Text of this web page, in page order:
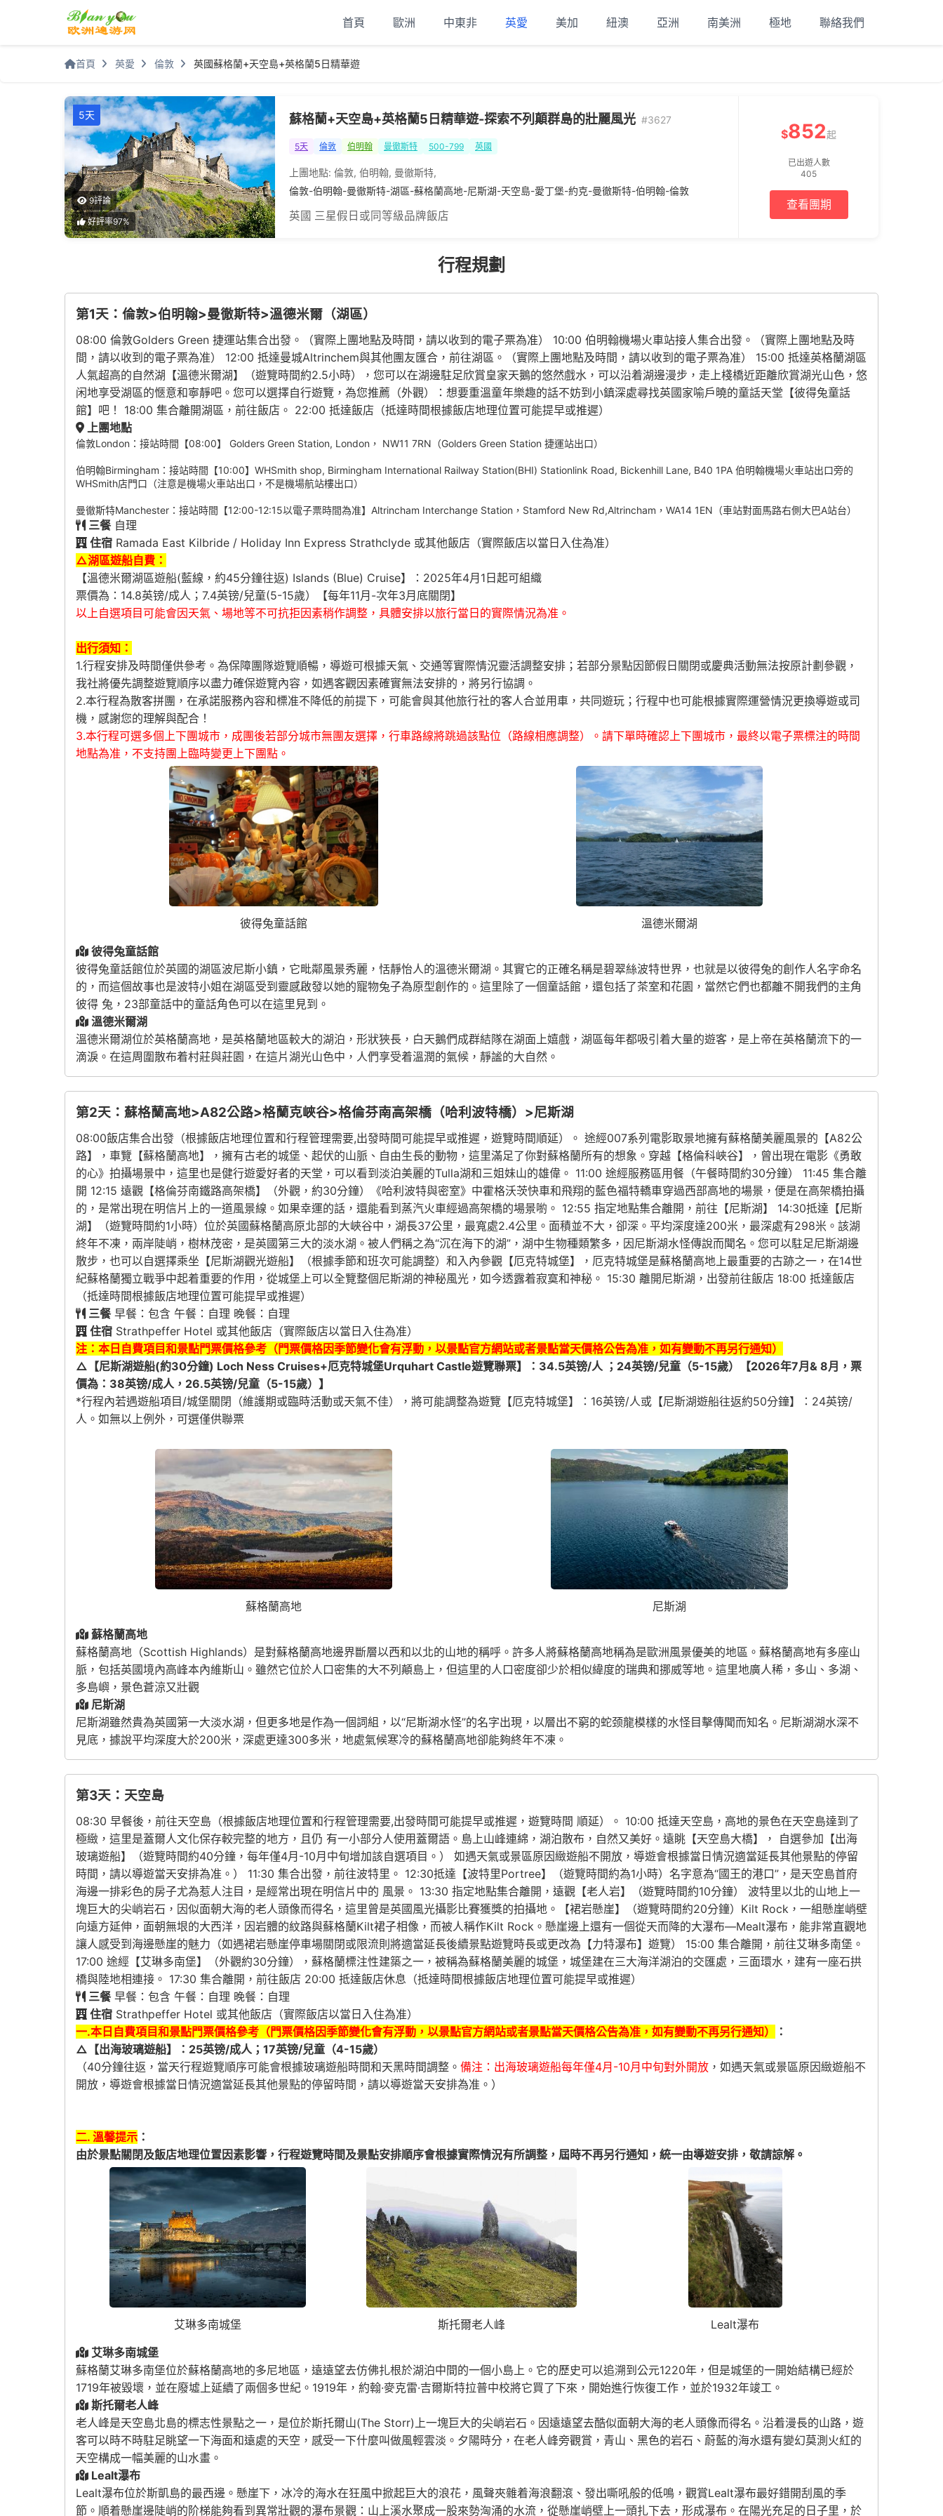
首頁 歐洲 中東非 英愛 美加 紐澳 亞洲 南美洲 極地 聯絡我們
首頁 英愛 倫敦 英國蘇格蘭+天空島+英格蘭5日精華遊
5天
9評論
好評率97%
蘇格蘭+天空島+英格蘭5日精華遊-探索不列顛群島的壯麗風光 #3627
5天 倫敦 伯明翰 曼徹斯特 500-799 英國
上團地點: 倫敦, 伯明翰, 曼徹斯特,
倫敦-伯明翰-曼徹斯特-湖區-蘇格蘭高地-尼斯湖-天空島-愛丁堡-約克-曼徹斯特-伯明翰-倫敦
英國 三星假日或同等級品牌飯店
$852起
已出遊人數
405
查看團期
行程規劃
第1天：倫敦>伯明翰>曼徹斯特>溫德米爾（湖區）
08:00 倫敦Golders Green 捷運站集合出發。（實際上團地點及時間，請以收到的電子票為准） 10:00 伯明翰機場火車站接人集合出發。（實際上團地點及時
間，請以收到的電子票為准） 12:00 抵達曼城Altrinchem與其他團友匯合，前往湖區。（實際上團地點及時間，請以收到的電子票為准） 15:00 抵達英格蘭湖區
人氣超高的自然湖【溫德米爾湖】（遊覽時間約2.5小時），您可以在湖邊駐足欣賞皇家天鵝的悠然戲水，可以沿着湖邊漫步，走上棧橋近距離欣賞湖光山色，悠
闲地享受湖區的愜意和寧靜吧。您可以選擇自行遊覽，為您推薦（外觀）：想要重溫童年樂趣的話不妨到小鎮深處尋找英國家喻戶曉的童話天堂【彼得兔童話
館】吧！ 18:00 集合離開湖區，前往飯店。 22:00 抵達飯店（抵達時間根據飯店地理位置可能提早或推遲）
上團地點
倫敦London：接站時間【08:00】 Golders Green Station, London， NW11 7RN（Golders Green Station 捷運站出口）
伯明翰Birmingham：接站時間【10:00】WHSmith shop, Birmingham International Railway Station(BHI) Stationlink Road, Bickenhill Lane, B40 1PA 伯明翰機場火車站出口旁的
WHSmith店門口（注意是機場火車站出口，不是機場航站樓出口）
曼徹斯特Manchester：接站時間【12:00-12:15以電子票時間為准】Altrincham Interchange Station，Stamford New Rd,Altrincham，WA14 1EN（車站對面馬路右側大巴A站台）
三餐自理
住宿 Ramada East Kilbride / Holiday Inn Express Strathclyde 或其他飯店（實際飯店以當日入住為准）
△湖區遊船自費：
【溫德米爾湖區遊船(藍線，約45分鐘往返) Islands (Blue) Cruise】：2025年4月1日起可組織
票價為：14.8英镑/成人；7.4英镑/兒童(5-15歲）【每年11月-次年3月底關閉】
以上自選項目可能會因天氣、場地等不可抗拒因素稍作調整，具體安排以旅行當日的實際情況為准。
出行須知：
1.行程安排及時間僅供參考。為保障團隊遊覽順暢，導遊可根據天氣、交通等實際情況靈活調整安排；若部分景點因節假日關閉或慶典活動無法按原計劃參觀，
我社將優先調整遊覽順序以盡力確保遊覽內容，如遇客觀因素確實無法安排的，將另行協調。
2.本行程為散客拼團，在承諾服務內容和標准不降低的前提下，可能會與其他旅行社的客人合並用車，共同遊玩；行程中也可能根據實際運營情況更換導遊或司
機，感謝您的理解與配合！
3.本行程可選多個上下團城市，成團後若部分城市無團友選擇，行車路線將跳過該點位（路線相應調整）。請下單時確認上下團城市，最終以電子票標注的時間
地點為准，不支持團上臨時變更上下團點。
彼得兔童話館
溫德米爾湖
彼得兔童話館
彼得兔童話館位於英國的湖區波尼斯小鎮，它毗鄰風景秀麗，恬靜怡人的溫德米爾湖。其實它的正確名稱是碧翠絲波特世界，也就是以彼得兔的創作人名字命名
的，而這個故事也是波特小姐在湖區受到靈感啟發以她的寵物兔子為原型創作的。這里除了一個童話館，還包括了茶室和花園，當然它們也都離不開我們的主角
彼得 兔，23部童話中的童話角色可以在這里見到。
溫德米爾湖
溫德米爾湖位於英格蘭高地，是英格蘭地區較大的湖泊，形狀狹長，白天鵝們成群結隊在湖面上嬉戲，湖區每年都吸引着大量的遊客，是上帝在英格蘭流下的一
滴淚。在這周圍散布着村莊與莊園，在這片湖光山色中，人們享受着溫潤的氣候，靜謐的大自然。
第2天：蘇格蘭高地>A82公路>格蘭克峽谷>格倫芬南高架橋（哈利波特橋）>尼斯湖
08:00飯店集合出發（根據飯店地理位置和行程管理需要,出發時間可能提早或推遲，遊覽時間順延）。 途經007系列電影取景地擁有蘇格蘭美麗風景的【A82公
路】，車覽【蘇格蘭高地】，擁有古老的城堡、起伏的山脈、自由生長的動物，這里滿足了你對蘇格蘭所有的想象。穿越【格倫科峽谷】，曾出現在電影《勇敢
的心》拍攝場景中，這里也是健行遊愛好者的天堂，可以看到淡泊美麗的Tulla湖和三姐妹山的雄偉。 11:00 途經服務區用餐（午餐時間約30分鐘） 11:45 集合離
開 12:15 遠觀【格倫芬南鐵路高架橋】（外觀，約30分鐘）《哈利波特與密室》中霍格沃茨快車和飛翔的藍色福特轎車穿過西部高地的場景，便是在高架橋拍攝
的，是常出現在明信片上的一道風景線。如果幸運的話，還能看到蒸汽火車經過高架橋的場景喲。 12:55 指定地點集合離開，前往【尼斯湖】 14:30抵達【尼斯
湖】（遊覽時間約1小時）位於英國蘇格蘭高原北部的大峽谷中，湖長37公里，最寬處2.4公里。面積並不大，卻深。平均深度達200米，最深處有298米。該湖
終年不凍，兩岸陡峭，樹林茂密，是英國第三大的淡水湖。被人們稱之為“沉在海下的湖”，湖中生物種類繁多，因尼斯湖水怪傳說而聞名。您可以駐足尼斯湖邊
散步，也可以自選擇乘坐【尼斯湖觀光遊船】（根據季節和班次可能調整）和入內參觀【厄克特城堡】，厄克特城堡是蘇格蘭高地上最重要的古跡之一，在14世
紀蘇格蘭獨立戰爭中起着重要的作用，從城堡上可以全覽整個尼斯湖的神秘風光，如今透露着寂寞和神秘。 15:30 離開尼斯湖，出發前往飯店 18:00 抵達飯店
（抵達時間根據飯店地理位置可能提早或推遲）
三餐早餐：包含 午餐：自理 晚餐：自理
住宿 Strathpeffer Hotel 或其他飯店（實際飯店以當日入住為准）
注：本日自費項目和景點門票價格參考（門票價格因季節變化會有浮動，以景點官方網站或者景點當天價格公告為准，如有變動不再另行通知）
△【尼斯湖遊船(約30分鐘) Loch Ness Cruises+厄克特城堡Urquhart Castle遊覽聯票】：34.5英镑/人 ；24英镑/兒童（5-15歲）【2026年7月& 8月，票
價為：38英镑/成人，26.5英镑/兒童（5-15歲）】
*行程內若遇遊船項目/城堡關閉（維護期或臨時活動或天氣不佳），將可能調整為遊覽【厄克特城堡】：16英镑/人或【尼斯湖遊船往返約50分鐘】：24英镑/
人。如無以上例外，可選僅供聯票
蘇格蘭高地
尼斯湖
蘇格蘭高地
蘇格蘭高地（Scottish Highlands）是對蘇格蘭高地邊界斷層以西和以北的山地的稱呼。許多人將蘇格蘭高地稱為是歐洲風景優美的地區。蘇格蘭高地有多座山
脈，包括英國境內高峰本內維斯山。雖然它位於人口密集的大不列顛島上，但這里的人口密度卻少於相似緯度的瑞典和挪威等地。這里地廣人稀，多山、多湖、
多島嶼，景色蒼涼又壯觀
尼斯湖
尼斯湖雖然貴為英國第一大淡水湖，但更多地是作為一個詞組，以“尼斯湖水怪”的名字出現，以層出不窮的蛇颈龍模樣的水怪目擊傳聞而知名。尼斯湖湖水深不
見底，據說平均深度大於200米，深處更達300多米，地處氣候寒冷的蘇格蘭高地卻能夠終年不凍。
第3天：天空島
08:30 早餐後，前往天空島（根據飯店地理位置和行程管理需要,出發時間可能提早或推遲，遊覽時間 順延）。 10:00 抵達天空島，高地的景色在天空島達到了
極緻，這里是蓋爾人文化保存較完整的地方，且仍 有一小部分人使用蓋爾語。島上山峰連綿，湖泊散布，自然又美好。遠眺【天空島大橋】， 自選參加【出海
玻璃遊船】（遊覽時間約40分鐘，每年僅4月-10月中旬增加該自選項目。） 如遇天氣或景區原因緻遊船不開放，導遊會根據當日情況適當延長其他景點的停留
時間，請以導遊當天安排為准。） 11:30 集合出發，前往波特里。 12:30抵達【波特里Portree】（遊覽時間約為1小時）名字意為“國王的港口”，是天空島首府
海邊一排彩色的房子尤為惹人注目，是經常出現在明信片中的 風景。 13:30 指定地點集合離開，遠觀【老人岩】（遊覽時間約10分鐘） 波特里以北的山地上一
塊巨大的尖峭岩石，因似面朝大海的老人頭像而得名，這里曾是英國風光攝影比賽獲獎的拍攝地。【裙岩懸崖】（遊覽時間約20分鐘）Kilt Rock，一組懸崖峭壁
向遠方延伸，面朝無垠的大西洋，因岩體的紋路與蘇格蘭Kilt裙子相像，而被人稱作Kilt Rock。懸崖邊上還有一個從天而降的大瀑布—Mealt瀑布，能非常直觀地
讓人感受到海邊懸崖的魅力（如遇裙岩懸崖停車場關閉或限流則將適當延長後續景點遊覽時長或更改為【力特瀑布】遊覽） 15:00 集合離開，前往艾琳多南堡。
17:00 途經【艾琳多南堡】（外觀約30分鐘），蘇格蘭標注性建築之一，被稱為蘇格蘭美麗的城堡，城堡建在三大海洋湖泊的交匯處，三面環水，建有一座石拱
橋與陸地相連接。 17:30 集合離開，前往飯店 20:00 抵達飯店休息（抵達時間根據飯店地理位置可能提早或推遲）
三餐早餐：包含 午餐：自理 晚餐：自理
住宿 Strathpeffer Hotel 或其他飯店（實際飯店以當日入住為准）
一.本日自費項目和景點門票價格參考（門票價格因季節變化會有浮動，以景點官方網站或者景點當天價格公告為准， 如有變動不再另行通知）
：
△【出海玻璃遊船】：25英镑/成人；17英镑/兒童（4-15歲）
（40分鐘往返，當天行程遊覽順序可能會根據玻璃遊船時間和天黑時間調整。 備注：出海玻璃遊船每年僅4月-10月中旬對外開放 ，如遇天氣或景區原因緻遊船不
開放，導遊會根據當日情況適當延長其他景點的停留時間，請以導遊當天安排為准。）
二. 溫馨提示 ：
由於景點關閉及飯店地理位置因素影響，行程遊覽時間及景點安排順序會根據實際情況有所調整，屆時不再另行通知，統一由導遊安排，敬請諒解。
艾琳多南城堡 斯托爾老人峰
Lealt瀑布
艾琳多南城堡
蘇格蘭艾琳多南堡位於蘇格蘭高地的多尼地區，遠遠望去仿佛扎根於湖泊中間的一個小島上。它的歷史可以追溯到公元1220年，但是城堡的一開始結構已經於
1719年被毀壞，並在廢墟上延續了兩個多世紀。1919年，約翰·麥克雷·吉爾斯特拉普中校將它買了下來，開始進行恢復工作，並於1932年竣工。
斯托爾老人峰
老人峰是天空島北島的標志性景點之一，是位於斯托爾山(The Storr)上一塊巨大的尖峭岩石。因遠遠望去酷似面朝大海的老人頭像而得名。沿着漫長的山路，遊
客可以時不時駐足眺望一下海面和遠處的天空，感受一下什麼叫做風輕雲淡。夕陽時分，在老人峰旁觀賞，青山、黑色的岩石、蔚藍的海水還有變幻莫測火紅的
天空構成一幅美麗的山水畫。
Lealt瀑布
Lealt瀑布位於斯凱島的最西邊。懸崖下，冰冷的海水在狂風中掀起巨大的浪花，風聲夾雜着海浪翻滾、發出嘶吼般的低鳴， 觀賞Lealt瀑布最好錯開刮風的季
節。順着懸崖邊陡峭的阶梯能夠看到異常壯觀的瀑布景觀：山上溪水聚成一股來勢洶涌的水流，從懸崖峭壁上一頭扎下去，形成瀑布。在陽光充足的日子里，於